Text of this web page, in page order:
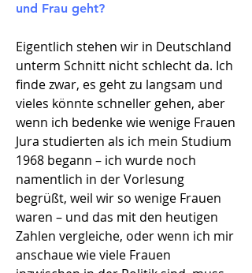
und Frau geht?
Eigentlich stehen wir in Deutschland
unterm Schnitt nicht schlecht da. Ich
finde zwar, es geht zu langsam und
vieles könnte schneller gehen, aber
wenn ich bedenke wie wenige Frauen
Jura studierten als ich mein Studium
1968 begann – ich wurde noch
namentlich in der Vorlesung
begrüßt, weil wir so wenige Frauen
waren – und das mit den heutigen
Zahlen vergleiche, oder wenn ich mir
anschaue wie viele Frauen